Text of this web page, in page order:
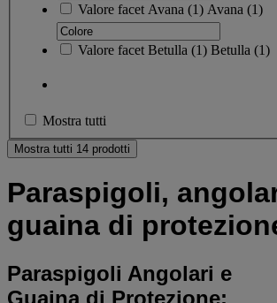
Valore facet Avana (1) Avana (1)
Valore facet Betulla (1) Betulla (1)
Mostra tutti
Mostra tutti 14 prodotti
Paraspigoli,
guaina di
Paraspigoli Angolari e
Guaina di Protezione: